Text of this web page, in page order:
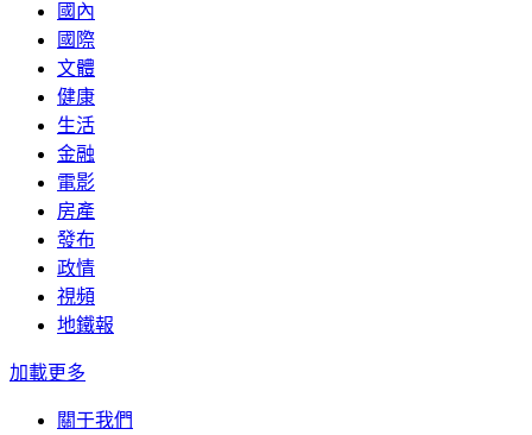
國內
國際
文體
健康
生活
金融
電影
房產
發布
政情
視頻
地鐵報
加載更多
關于我們